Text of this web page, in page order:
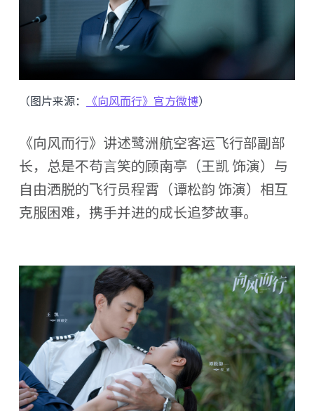
（图片来源： 《向风而行》官方微博）
《向风而行》讲述鹭洲航空客运飞行部副部
长，总是不苟言笑的顾南亭（王凯 饰演）与
自由洒脱的飞行员程霄（谭松韵 饰演）相互
克服困难，携手并进的成长追梦故事。